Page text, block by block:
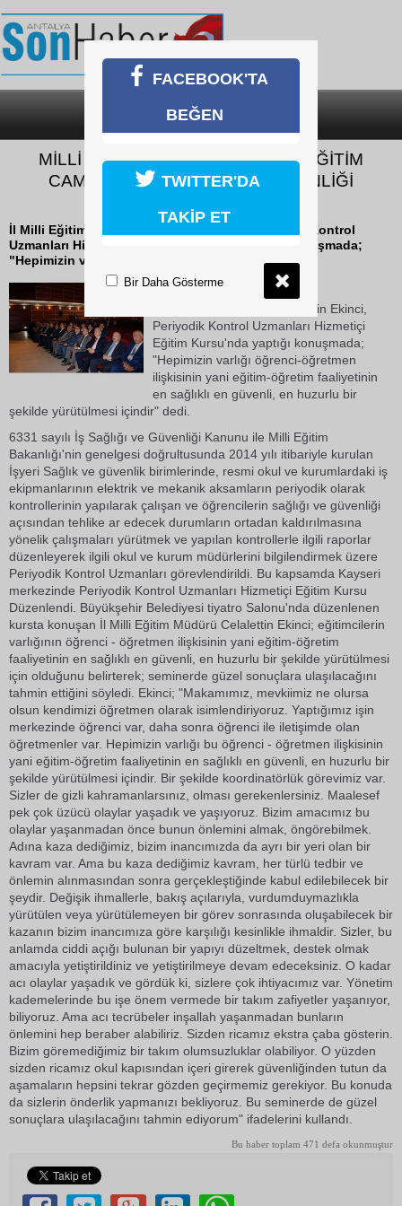
SON DAKİKA
MİLLİ EĞİTİM MÜDÜRÜ EKİNCİ: "EĞİTİM
CAMİASININ HUZURU VE GÜVENLİĞİ
İl Milli Eğitim Müdürü Celalettin Ekinci, Periyodik Kontrol
Uzmanları Hizmetiçi Eğitim Kursu'nda yaptığı konuşmada;
"Hepimizin varlığı öğrenci-öğretmen...
22 Ekim 2018 Pazartesi 13:38
İl Milli Eğitim Müdürü Celalettin Ekinci,
Periyodik Kontrol Uzmanları Hizmetiçi
Eğitim Kursu'nda yaptığı konuşmada;
"Hepimizin varlığı öğrenci-öğretmen
ilişkisinin yani eğitim-öğretim faaliyetinin
en sağlıklı en güvenli, en huzurlu bir
şekilde yürütülmesi içindir" dedi.
6331 sayılı İş Sağlığı ve Güvenliği Kanunu ile Milli Eğitim
Bakanlığı'nin genelgesi doğrultusunda 2014 yılı itibariyle kurulan
İşyeri Sağlık ve güvenlik birimlerinde, resmi okul ve kurumlardaki iş
ekipmanlarının elektrik ve mekanik aksamların periyodik olarak
kontrollerinin yapılarak çalışan ve öğrencilerin sağlığı ve güvenliği
açısından tehlike ar edecek durumların ortadan kaldırılmasına
yönelik çalışmaları yürütmek ve yapılan kontrollerle ilgili raporlar
düzenleyerek ilgili okul ve kurum müdürlerini bilgilendirmek üzere
Periyodik Kontrol Uzmanları görevlendirildi. Bu kapsamda Kayseri
merkezinde Periyodik Kontrol Uzmanları Hizmetiçi Eğitim Kursu
Düzenlendi. Büyükşehir Belediyesi tiyatro Salonu'nda düzenlenen
kursta konuşan İl Milli Eğitim Müdürü Celalettin Ekinci; eğitimcilerin
varlığının öğrenci - öğretmen ilişkisinin yani eğitim-öğretim
faaliyetinin en sağlıklı en güvenli, en huzurlu bir şekilde yürütülmesi
için olduğunu belirterek; seminerde güzel sonuçlara ulaşılacağını
tahmin ettiğini söyledi. Ekinci; "Makamımız, mevkiimiz ne olursa
olsun kendimizi öğretmen olarak isimlendiriyoruz. Yaptığımız işin
merkezinde öğrenci var, daha sonra öğrenci ile iletişimde olan
öğretmenler var. Hepimizin varlığı bu öğrenci - öğretmen ilişkisinin
yani eğitim-öğretim faaliyetinin en sağlıklı en güvenli, en huzurlu bir
şekilde yürütülmesi içindir. Bir şekilde koordinatörlük görevimiz var.
Sizler de gizli kahramanlarsınız, olması gerekenlersiniz. Maalesef
pek çok üzücü olaylar yaşadık ve yaşıyoruz. Bizim amacımız bu
olaylar yaşanmadan önce bunun önlemini almak, öngörebilmek.
Adına kaza dediğimiz, bizim inancımızda da ayrı bir yeri olan bir
kavram var. Ama bu kaza dediğimiz kavram, her türlü tedbir ve
önlemin alınmasından sonra gerçekleştiğinde kabul edilebilecek bir
şeydir. Değişik ihmallerle, bakış açılarıyla, vurdumduymazlıkla
yürütülen veya yürütülemeyen bir görev sonrasında oluşabilecek bir
kazanın bizim inancımıza göre karşılığı kesinlikle ihmaldir. Sizler, bu
anlamda ciddi açığı bulunan bir yapıyı düzeltmek, destek olmak
amacıyla yetiştirildiniz ve yetiştirilmeye devam edeceksiniz. O kadar
acı olaylar yaşadık ve gördük ki, sizlere çok ihtiyacımız var. Yönetim
kademelerinde bu işe önem vermede bir takım zafiyetler yaşanıyor,
biliyoruz. Ama acı tecrübeler inşallah yaşanmadan bunların
önlemini hep beraber alabiliriz. Sizden ricamız ekstra çaba gösterin.
Bizim göremediğimiz bir takım olumsuzluklar olabiliyor. O yüzden
sizden ricamız okul kapısından içeri girerek güvenliğinden tutun da
aşamaların hepsini tekrar gözden geçirmemiz gerekiyor. Bu konuda
da sizlerin önderlik yapmanızı bekliyoruz. Bu seminerde de güzel
sonuçlara ulaşılacağını tahmin ediyorum" ifadelerini kullandı.
Bu haber toplam 471 defa okunmuştur
FACEBOOK'TA
BEĞEN
TWITTER'DA
TAKİP ET
Bir Daha Gösterme